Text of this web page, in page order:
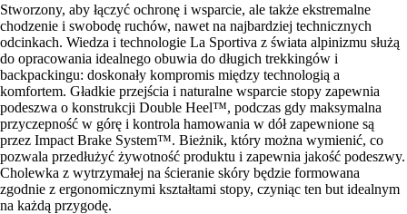
Stworzony, aby łączyć ochronę i wsparcie, ale także ekstremalne
chodzenie i swobodę ruchów, nawet na najbardziej technicznych
odcinkach. Wiedza i technologie La Sportiva z świata alpinizmu służą
do opracowania idealnego obuwia do długich trekkingów i
backpackingu: doskonały kompromis między technologią a
komfortem. Gładkie przejścia i naturalne wsparcie stopy zapewnia
podeszwa o konstrukcji Double Heel™, podczas gdy maksymalna
przyczepność w górę i kontrola hamowania w dół zapewnione są
przez Impact Brake System™. Bieżnik, który można wymienić, co
pozwala przedłużyć żywotność produktu i zapewnia jakość podeszwy.
Cholewka z wytrzymałej na ścieranie skóry będzie formowana
zgodnie z ergonomicznymi kształtami stopy, czyniąc ten but idealnym
na każdą przygodę.